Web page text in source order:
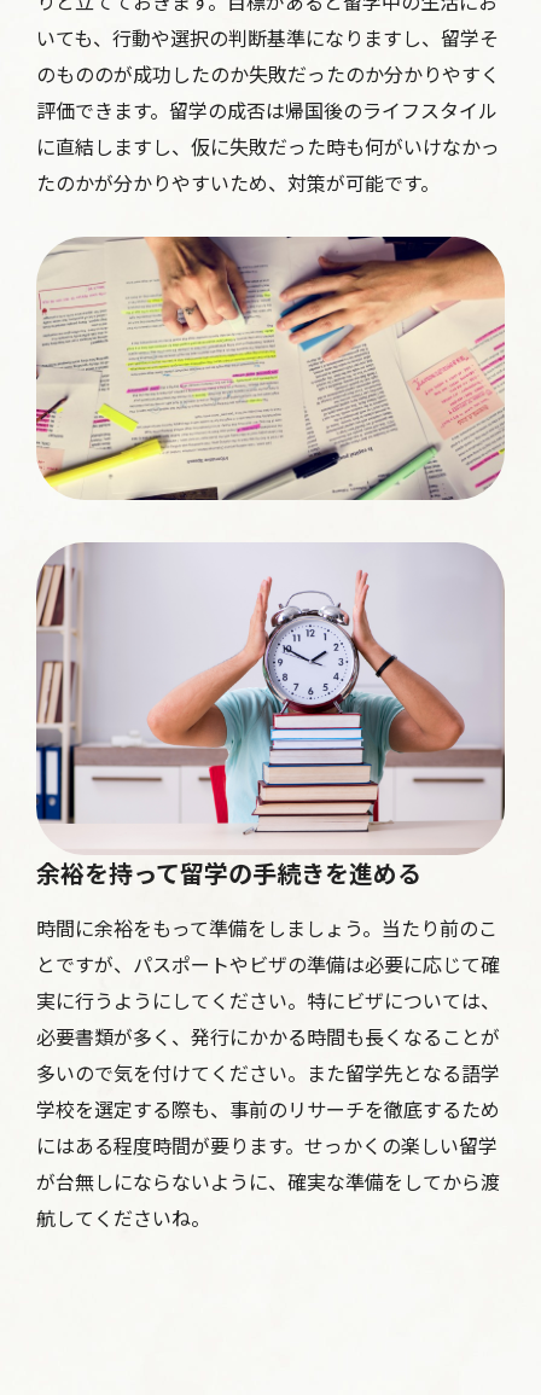
いても、行動や選択の判断基準になりますし、留学そ
のもののが成功したのか失敗だったのか分かりやすく
評価できます。留学の成否は帰国後のライフスタイル
に直結しますし、仮に失敗だった時も何がいけなかっ
たのかが分かりやすいため、対策が可能です。
余裕を持って留学の手続きを進める
時間に余裕をもって準備をしましょう。当たり前のこ
とですが、パスポートやビザの準備は必要に応じて確
実に行うようにしてください。特にビザについては、
必要書類が多く、発行にかかる時間も長くなることが
多いので気を付けてください。また留学先となる語学
学校を選定する際も、事前のリサーチを徹底するため
にはある程度時間が要ります。せっかくの楽しい留学
が台無しにならないように、確実な準備をしてから渡
航してくださいね。